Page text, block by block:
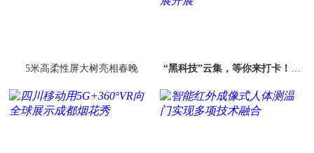
5米高柔性屏大树亮相春晚
“黑科技”云集，等你来打卡！世